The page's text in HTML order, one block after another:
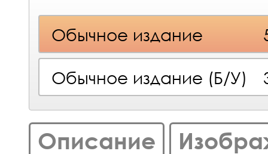
Обычное издание
Обычное издание (Б/У)
Описание